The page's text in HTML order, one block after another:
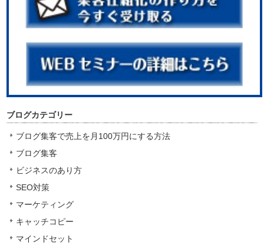
ブログカテゴリー
ブログ集客で売上を月100万円にする方法
ブログ集客
ビジネスのあり方
SEO対策
マーケティング
キャッチコピー
マインドセット